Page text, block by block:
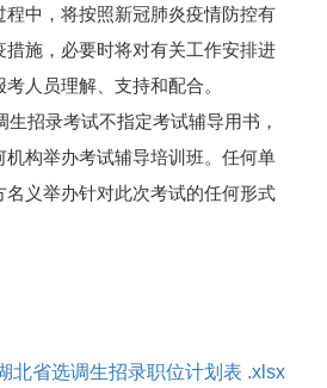
程中，将按照新冠肺炎疫情防控有
措施，必要时将对有关工作安排进
人员理解、支持和配合。
生招录考试不指定考试辅导用书，
构举办考试辅导培训班。任何单
义举办针对此次考试的任何形式
北省选调生招录职位计划表 .xlsx